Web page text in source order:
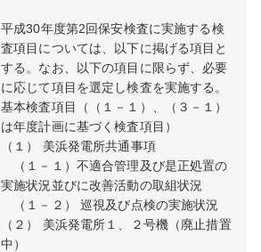
平成30年度第2回保安検査に実施する検
査項目については、以下に掲げる項目と
する。なお、以下の項目に限らず、必要
に応じて項目を選定し検査を実施する。
基本検査項目（（１－１）、（３－１）
は年度計画に基づく検査項目）
（１） 美浜発電所共通事項
（１－１）不適合管理及び是正処置の
実施状況並びに改善活動の取組状況
（１－２） 巡視及び点検の実施状況
（２） 美浜発電所１、２号機（廃止措置
中）